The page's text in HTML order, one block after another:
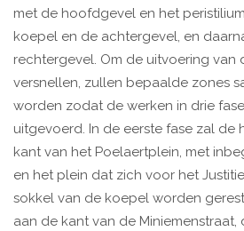
met de hoofdgevel en het
koepel en de achtergevel, en
rechtergevel. Om de uitvoering van
versnellen, zullen bepaalde zones
worden zodat de werken in drie
uitgevoerd. In de eerste fase zal
kant van het Poelaertplein, met
en het plein dat zich voor het
sokkel van de koepel worden
aan de kant van de